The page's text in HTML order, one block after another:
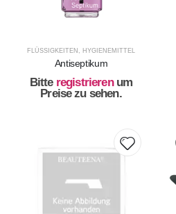
FLÜSSIGKEITEN , HYGIENEMITTEL
Antiseptikum
Bitte registrieren um
Preise zu sehen.